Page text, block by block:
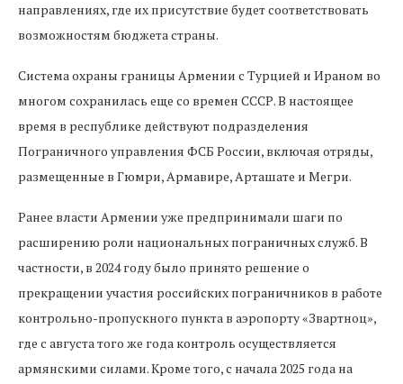
направлениях, где их присутствие будет соответствовать
возможностям бюджета страны.
Система охраны границы Армении с Турцией и Ираном во
многом сохранилась еще со времен СССР. В настоящее
время в республике действуют подразделения
Пограничного управления ФСБ России, включая отряды,
размещенные в Гюмри, Армавире, Арташате и Мегри.
Ранее власти Армении уже предпринимали шаги по
расширению роли национальных пограничных служб. В
частности, в 2024 году было принято решение о
прекращении участия российских пограничников в работе
контрольно-пропускного пункта в аэропорту «Звартноц»,
где с августа того же года контроль осуществляется
армянскими силами. Кроме того, с начала 2025 года на